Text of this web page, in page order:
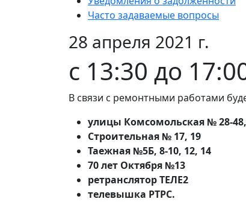
Часто задаваемые вопросы
28 апреля 2021 г.
с 13:30 до
В связи с ремонтными работами
улицы Комсомольская № 28-48,
Строительная № 17, 19
Таежная №5Б, 8-10, 12, 14
70 лет Октября №13
ретранслятор ТЕЛЕ2
телевышка РТРС.